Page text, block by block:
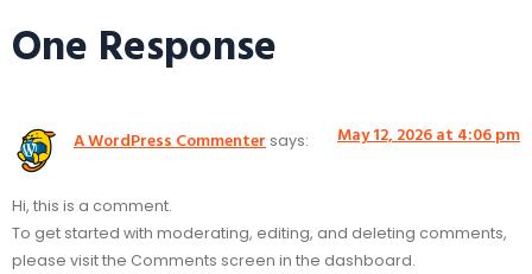
One Response
A WordPress Commenter says: May 12, 2026 at 4:06 pm
Hi, this is a comment.
To get started with moderating, editing, and deleting comments,
please visit the Comments screen in the dashboard.